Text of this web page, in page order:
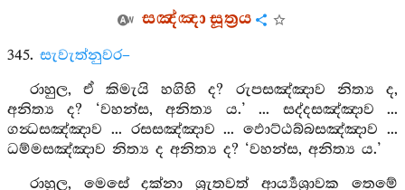
සඤ්ඤා සූත්‍රය
345. සැවැත්නුවර–
රාහුල, ඒ කිමැයි හගිහි ද? රුපසඤ්ඤාව නිත්‍ය ද,
අනිත්‍ය ද? ‘වහන්ස, අනිත්‍ය ය.’ ... සද්දසඤ්ඤාව ...
ගන්‍ධසඤ්ඤාව ... රසසඤ්ඤාව ... ඵොට්ඨබ්බසඤ්ඤාව ...
ධම්මසඤ්ඤාව නිත්‍ය ද අනිත්‍ය ද? ‘වහන්ස, අනිත්‍ය ය.’
රාහුල, මෙසේ දක්නා ශ්‍රැතවත් ආර්‍ය්‍යශ්‍රාවක තෙමේ